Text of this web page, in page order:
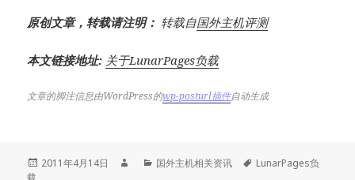
原创文章，转载请注明： 转载自国外主机评测
本文链接地址: 关于LunarPages负载
文章的脚注信息由WordPress的wp-posturl插件自动生成
发
2011年4月14日
分
国外主机相关资讯
标
LunarPages负
载